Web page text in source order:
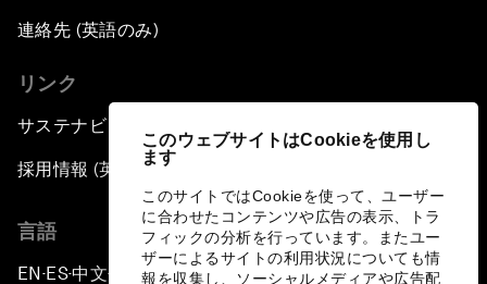
このウェブサイトはCookieを使用し
ます
このサイトではCookieを使って、ユーザー
に合わせたコンテンツや広告の表示、トラ
フィックの分析を行っています。またユー
ザーによるサイトの利用状況についても情
報を収集し、ソーシャルメディアや広告配
連絡先 (英語のみ)
リンク
サステナビリティへの取り組み
採用情報 (英語のみ)
言語
EN ▪ES▪中文▪ 日本語